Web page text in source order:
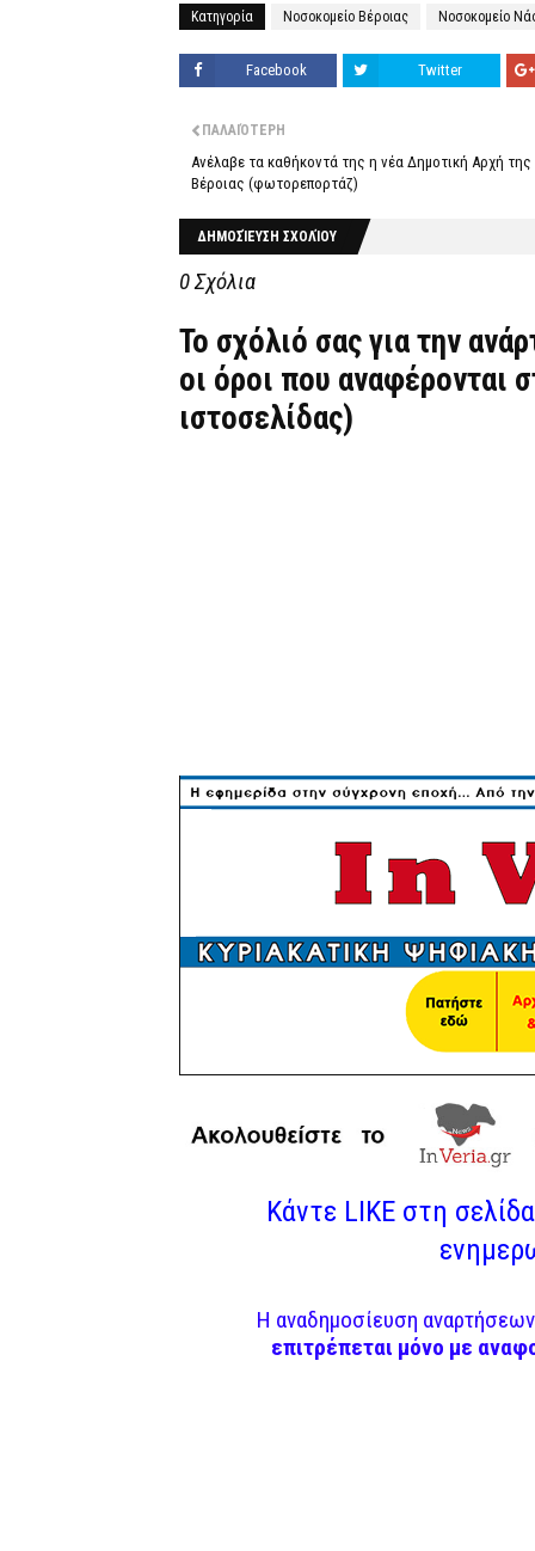
Κατηγορία Νοσοκομείο Βέροιας Νοσοκομείο
Facebook Twitter
ΠΑΛΑΙΌΤΕΡΗ
Ανέλαβε τα καθήκοντά της η νέα Δημοτική Αρχή της
Βέροιας (φωτορεπορτάζ)
ΔΗΜΟΣΊΕΥΣΗ ΣΧΟΛΊΟΥ
0 Σχόλια
Το σχόλιό σας για την
οι όροι που αναφέρονται
ιστοσελίδας)
Κάντε LIKE στη
Η αναδημοσίευση
επιτρέπεται μόνο με